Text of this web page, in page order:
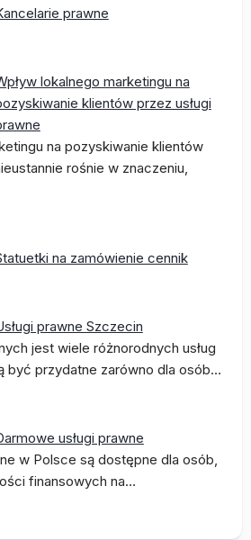
prawne
lokalnego marketingu na
klientów przez usługi
na pozyskiwanie klientów
rośnie w znaczeniu,
na zamówienie cennik
prawne Szczecin
jest wiele różnorodnych usług
być przydatne zarówno dla osób…
usługi prawne
w Polsce są dostępne dla osób,
finansowych na…